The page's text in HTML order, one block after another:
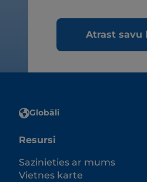
Atrast savu
Globāli
Resursi
Sazinieties ar mums
Vietnes karte